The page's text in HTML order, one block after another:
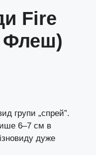
Fire
Флеш)
групи „спрей”.
6–7 см в
дуже